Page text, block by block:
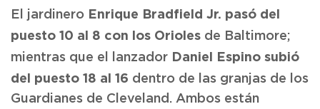
El jardinero Enrique Bradfield Jr. pasó del
puesto 10 al 8 con los Orioles de Baltimore;
mientras que el lanzador Daniel Espino subió
del puesto 18 al 16 dentro de las granjas de los
Guardianes de Cleveland. Ambos están